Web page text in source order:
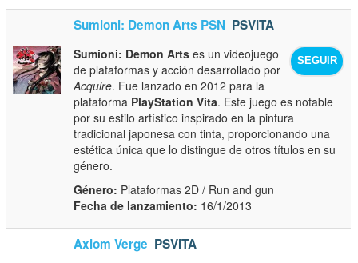
Sumioni: Demon Arts PSN PSVITA
SEGUIR
Sumioni: Demon Arts es un videojuego
de plataformas y acción desarrollado por
Acquire. Fue lanzado en 2012 para la
plataforma PlayStation Vita. Este juego es notable
por su estilo artístico inspirado en la pintura
tradicional japonesa con tinta, proporcionando una
estética única que lo distingue de otros títulos en su
género.
Género: Plataformas 2D / Run and gun
Fecha de lanzamiento: 16/1/2013
Axiom Verge PSVITA